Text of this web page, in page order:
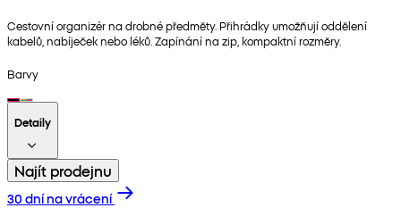
Cestovní organizér na drobné předměty. Přihrádky umožňují oddělení
kabelů, nabíječek nebo léků. Zapínání na zip, kompaktní rozměry.
Barvy
Detaily
Najít prodejnu
30 dní na vrácení